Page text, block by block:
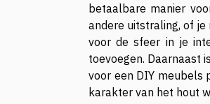
betaalbare manier
andere uitstraling, of je
voor de sfeer in je
toevoegen. Daarnaast
voor een DIY meubels
karakter van het hout